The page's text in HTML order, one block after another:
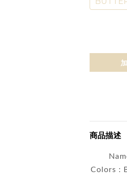
商品描述
Colors :